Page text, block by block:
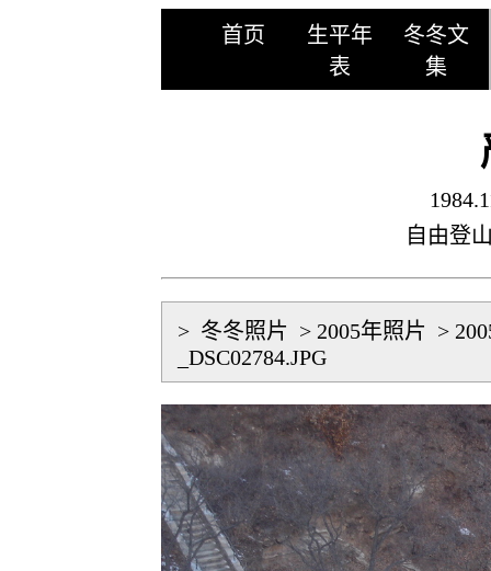
首页
生平年
表
冬冬文
集
自由登
> 冬冬照片 > 2005年照片 >
_DSC02784.JPG